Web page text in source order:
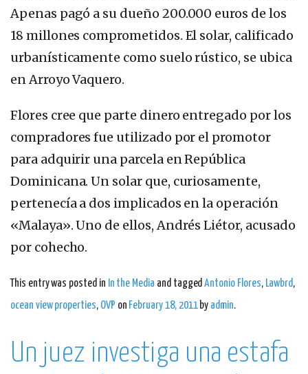
Apenas pagó a su dueño 200.000 euros de los
18 millones comprometidos. El solar, calificado
urbanísticamente como suelo rústico, se ubica
en Arroyo Vaquero.
Flores cree que parte dinero entregado por los
compradores fue utilizado por el promotor
para adquirir una parcela en República
Dominicana. Un solar que, curiosamente,
pertenecía a dos implicados en la operación
«Malaya». Uno de ellos, Andrés Liétor, acusado
por cohecho.
This entry was posted in In the Media and taggedAntonio Flores, Lawbrd,
ocean view properties, OVP on February 18, 2011by admin.
Un juez investiga una estafa